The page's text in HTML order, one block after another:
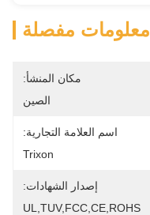
معلومات مفصلة
مكان المنشأ:
الصين
اسم العلامة التجارية:
Trixon
إصدار الشهادات:
UL,TUV,FCC,CE,ROHS